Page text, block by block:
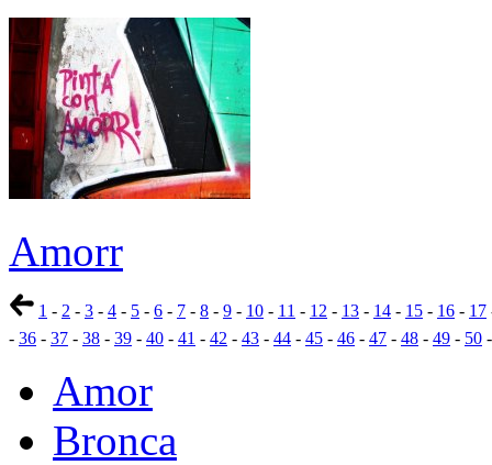
Amorr
1 - 2 - 3 - 4 - 5 - 6 - 7 - 8 - 9 - 10 - 11 - 12 - 13 - 14 - 15 - 16 - 17
- 36 - 37 - 38 - 39 - 40 - 41 - 42 - 43 - 44 - 45 - 46 - 47 - 48 - 49 - 50
Amor
Bronca